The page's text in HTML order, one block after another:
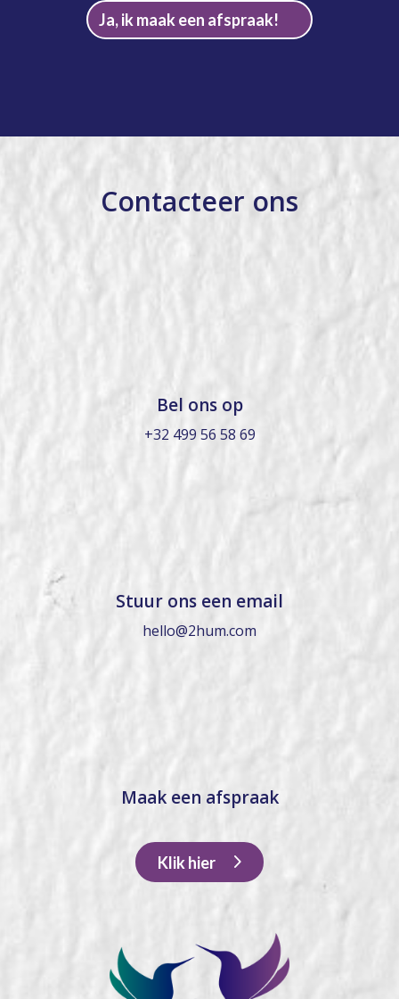
Ja, ik maak een afspraak!
Contacteer ons
Bel ons op
+32 499 56 58 69
Stuur ons een email
hello@2hum.com
Maak een afspraak
Klik hier